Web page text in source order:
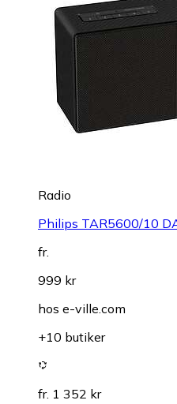
Radio
Philips TAR5600/10
fr.
999 kr
hos e-ville.com
+10 butiker
fr. 1 352 kr